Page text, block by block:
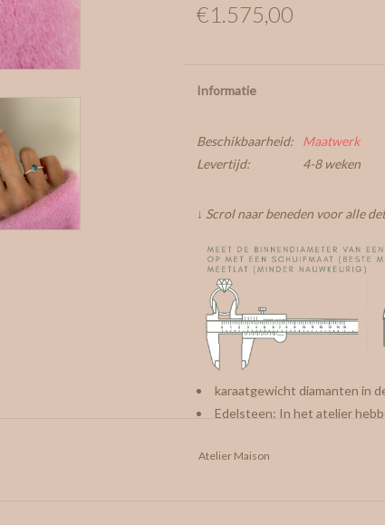
€1.575,00
Informatie
Beschikbaarheid:
Maatwerk
Levertijd:
4-8 weken
↓ Scrol naar beneden voor alle
karaatgewicht diamanten in
Edelsteen: In het atelier
breedte ringband ±2mm
Atelier Maison